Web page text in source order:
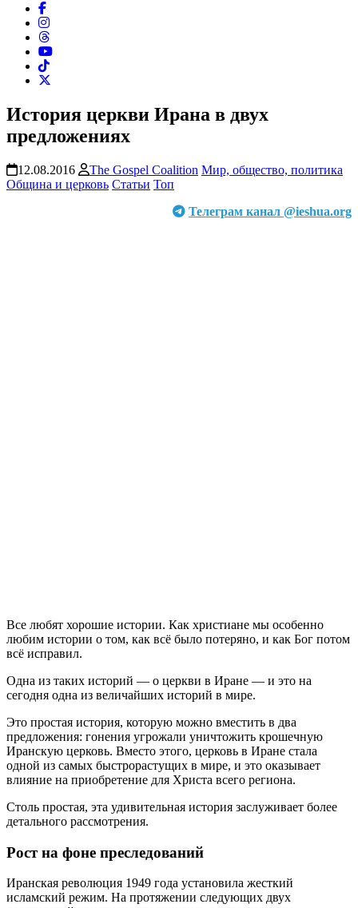
История церкви Ирана в двух
предложениях
12.08.2016 The Gospel Coalition Мир, общество, политика
Община и церковь Статьи Топ
Телеграм канал @ieshua.org
Все любят хорошие истории. Как христиане мы особенно
любим истории о том, как всё было потеряно, и как Бог потом
всё исправил.
Одна из таких историй — о церкви в Иране — и это на
сегодня одна из величайших историй в мире.
Это простая история, которую можно вместить в два
предложения: гонения угрожали уничтожить крошечную
Иранскую церковь. Вместо этого, церковь в Иране стала
одной из самых быстрорастущих в мире, и это оказывает
влияние на приобретение для Христа всего региона.
Столь простая, эта удивительная история заслуживает более
детального рассмотрения.
Рост на фоне преследований
Иранская революция 1949 года установила жесткий
исламский режим. На протяжении следующих двух